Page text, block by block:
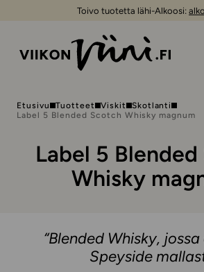
Toivo tuotetta lähi-Alkoosi:
Etusivu Tuotteet Viskit
Skotlanti
Label 5 Blended Scotch Whisky magnum
Label 5
Whisky
“Blended Whisky,
Speyside